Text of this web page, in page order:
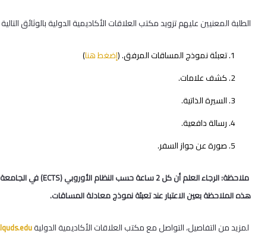
الطلبة المعنيين عليهم تزويد مكتب العلاقات الأكاديمية الدولية بالوثائق
تعبئة نموذج المساقات المرفق. (إضغط هنا)
كشف علامات.
السيرة الذاتية.
رسالة دافعية.
صورة عن جواز السفر.
هذه الملاحظة بعين الاعتبار عند تعبئة نموذج معادلة المساقات.
لمزيد من التفاصيل، التواصل مع مكتب العلاقات الأكاديمية الدولية